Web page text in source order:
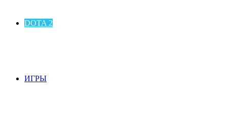
DOTA 2
ИГРЫ